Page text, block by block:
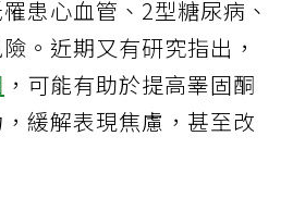
患心血管、2型糖尿病、
。近期又有研究指出，
，可能有助於提高睪固酮
緩解表現焦慮，甚至改